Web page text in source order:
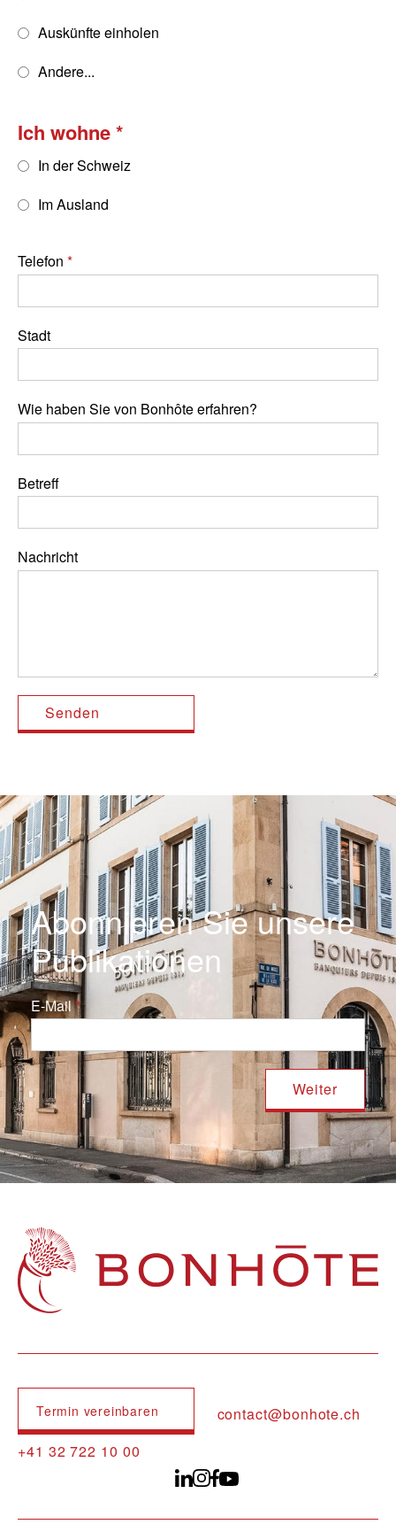
Auskünfte einholen
Andere...
Ich wohne
In der Schweiz
Im Ausland
Telefon
Stadt
Wie haben Sie von Bonhôte erfahren?
Betreff
Nachricht
Abonnieren Sie unsere
Publikationen
E-Mail
Navigation principale
Termin vereinbaren
contact@bonhote.ch
+41 32 722 10 00